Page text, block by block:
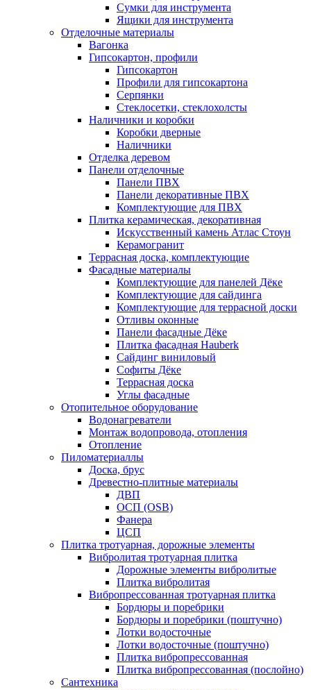
Сумки для инструмента
Ящики для инструмента
Отделочные материалы
Вагонка
Гипсокартон, профили
Гипсокартон
Профили для гипсокартона
Серпянки
Стеклосетки, стеклохолсты
Наличники и коробки
Коробки дверные
Наличники
Отделка деревом
Панели отделочные
Панели ПВХ
Панели декоративные ПВХ
Комплектующие для ПВХ
Плитка керамическая, декоративная
Искусственный камень Атлас Стоун
Керамогранит
Террасная доска, комплектующие
Фасадные материалы
Комплектующие для панелей Дёке
Комплектующие для сайдинга
Комплектующие для террасной доски
Отливы оконные
Панели фасадные Дёке
Плитка фасадная Hauberk
Сайдинг виниловый
Софиты Дёке
Террасная доска
Углы фасадные
Отопительное оборудование
Водонагреватели
Монтаж водопровода, отопления
Отопление
Пиломатериаллы
Доска, брус
Древестно-плитные материалы
ДВП
ОСП (OSB)
Фанера
ЦСП
Плитка тротуарная, дорожные элементы
Вибролитая тротуарная плитка
Дорожные элементы вибролитые
Плитка вибролитая
Вибропрессованная тротуарная плитка
Бордюры и поребрики
Бордюры и поребрики (поштучно)
Лотки водосточные
Лотки водосточные (поштучно)
Плитка вибропрессованная
Плитка вибропрессованная (послойно)
Сантехника